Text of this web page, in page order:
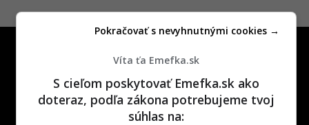
One time najzábavnejšie miesto na
Víta ťa Emefka.sk
S cieľom poskytovať Emefka.sk ako
doteraz, podľa zákona potrebujeme tvoj
súhlas na:
Pokračovať s nevyhnutnými cookies →